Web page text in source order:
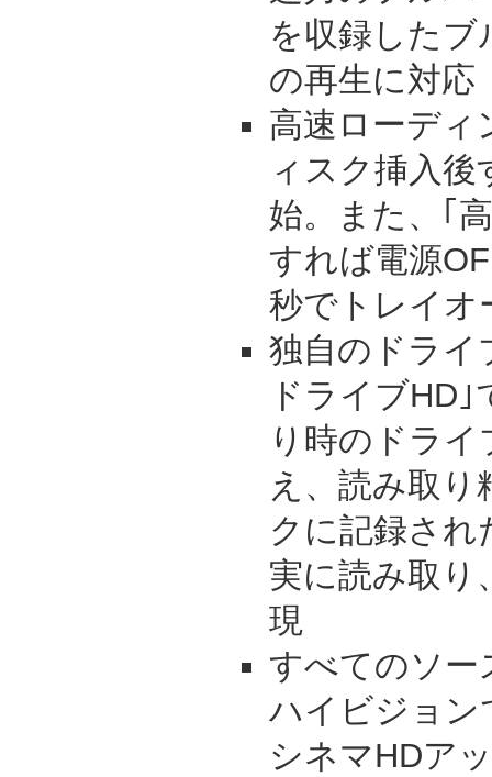
を収録したブ
の再生に対応
高速ローディ
ィスク挿入
始。また、｢
すれば電源
秒でトレイオ
独自のドライ
ドライブHD
り時のドラ
え、読み取り
クに記録され
実に読み取り
現
すべてのソー
ハイビジョン
シネマHDア